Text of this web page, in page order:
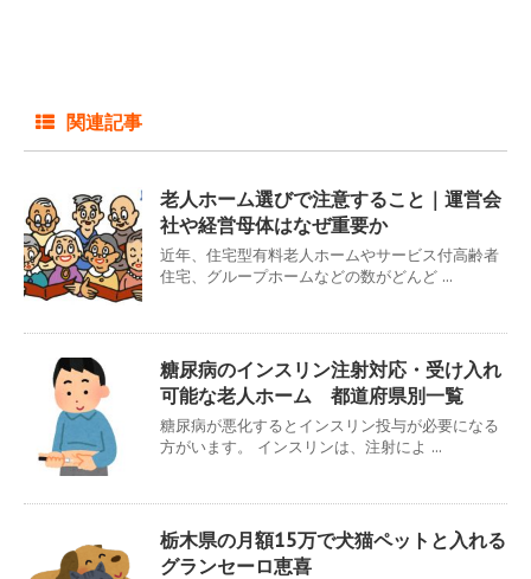
関連記事
老人ホーム選びで注意すること｜運営会
社や経営母体はなぜ重要か
近年、住宅型有料老人ホームやサービス付高齢者
住宅、グループホームなどの数がどんど ...
糖尿病のインスリン注射対応・受け入れ
可能な老人ホーム 都道府県別一覧
糖尿病が悪化するとインスリン投与が必要になる
方がいます。 インスリンは、注射によ ...
栃木県の月額15万で犬猫ペットと入れる
グランセーロ恵喜